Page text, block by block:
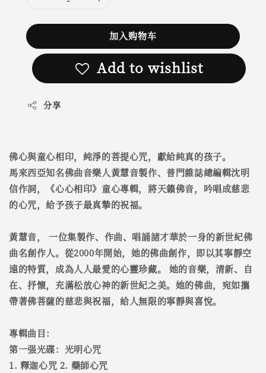
加入购物车
Add to wishlist
分享
佛心與童心相印，純淨的菩提心咒，獻給純真的孩子。
馬來西亞知名佛曲音樂人黃慧音製作、普門雜誌總編輯沈明
信作詞，《心心相印》童心專輯，將天籟佛音，吟唱成慈悲
的心咒，給予孩子最真摯的祝福。
黃慧音， 一位集製作、作曲、唱誦諸才華於一身的新世紀佛
曲名創作人。從2000年開始，她的佛曲創作，即以其寧靜空
遠的特質，成為人人最愛的心靈珍藏。 她的音樂，清新、自
在、抒懷，充滿松放心神的新世紀之美。她的佛曲，宛如攜
帶著佛菩薩的慈悲與祝福，給人無限的寧靜與喜悅。
專輯曲目：
第一張光碟：光明心咒
1. 釋迦心咒 2. 藥師心咒